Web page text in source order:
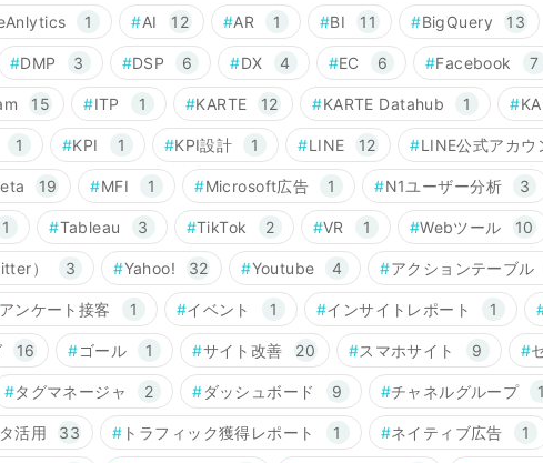
1 AI 12 AR 1 BI 11 BigQuery 13
DMP 3 DSP 6 DX 4 EC 6 Facebook 7
15 ITP 1 KARTE 12 KARTE Datahub 1
1 KPI 1 KPI設計 1 LINE 12 LINE公式アカウ
19 MFI 1 Microsoft広告 1 N1ユーザー分析 3
1 Tableau 3 TikTok 2 VR 1 Webツール 10
） 3 Yahoo! 32 Youtube 4 アクションテーブル
アンケート接客 1 イベント 1 インサイトレポート 1
16 ゴール 1 サイト改善 20 スマホサイト 9
タグマネージャ 2 ダッシュボード 9 チャネルグループ 1
活用 33 トラフィック獲得レポート 1 ネイティブ広告 1